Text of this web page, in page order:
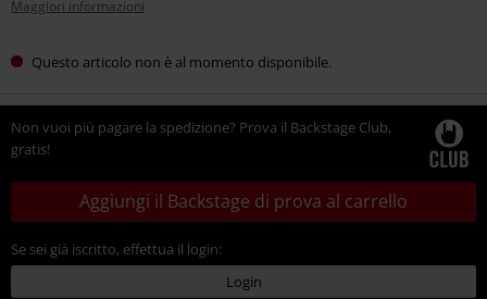
Maggiori informazioni
Questo articolo non è al momento disponibile.
Non vuoi più pagare la spedizione? Prova il Backstage Club,
gratis!
Aggiungi il Backstage di prova al carrello
Se sei già iscritto, effettua il login:
Login